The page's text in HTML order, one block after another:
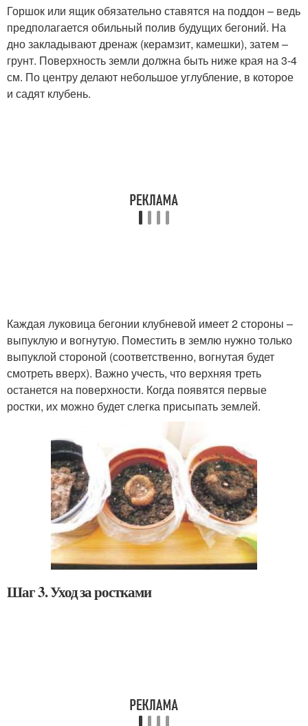
Горшок или ящик обязательно ставятся на поддон – ведь
предполагается обильный полив будущих бегоний. На
дно закладывают дренаж (керамзит, камешки), затем –
грунт. Поверхность земли должна быть ниже края на 3-4
см. По центру делают небольшое углубление, в которое
и садят клубень.
Каждая луковица бегонии клубневой имеет 2 стороны –
выпуклую и вогнутую. Поместить в землю нужно только
выпуклой стороной (соответственно, вогнутая будет
смотреть вверх). Важно учесть, что верхняя треть
останется на поверхности. Когда появятся первые
ростки, их можно будет слегка присыпать землей.
Шаг 3. Уход за ростками